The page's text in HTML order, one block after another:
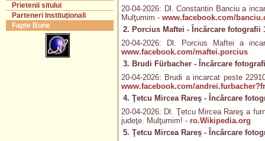
Prietenii sitului
Parteneri Instituţionali
Fapte Bune
20-04-2026: Dl. Constantin Banciu a
Mulţumim - www.facebook.com/
2. Porcius Maftei - Încărcare fotografii
20-04-2026: Dl. Porcius Maftei a
www.facebook.com/maftei.porcius
3. Brudi Fürbacher - Încărcare
20-04-2026: Brudi a incarcat peste
www.facebook.com/
4. Ţetcu Mircea Rareş - Încărcare
20-04-2026: Dl. Ţetcu Mircea Rareş a
judeţe. Mulţumim! - ro.Wikipedia.org
5. Ţetcu Mircea Rareş - Încărcare